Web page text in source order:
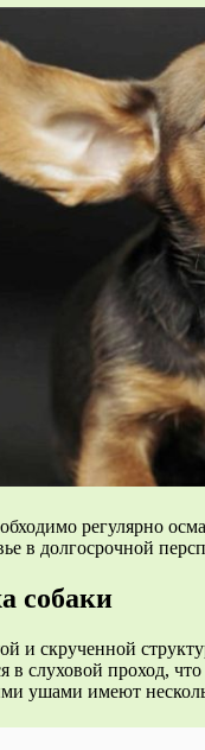
регулярно
в долгосрочной
собаки
и скрученной
в слуховой проход,
ушами имеют